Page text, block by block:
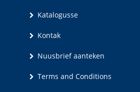
Katalogusse
Kontak
Nuusbrief aanteken
Terms and Conditions